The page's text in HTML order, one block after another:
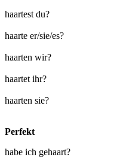
haartest du?
haarte er/sie/es?
haarten wir?
haartet ihr?
haarten sie?
Perfekt
habe ich gehaart?